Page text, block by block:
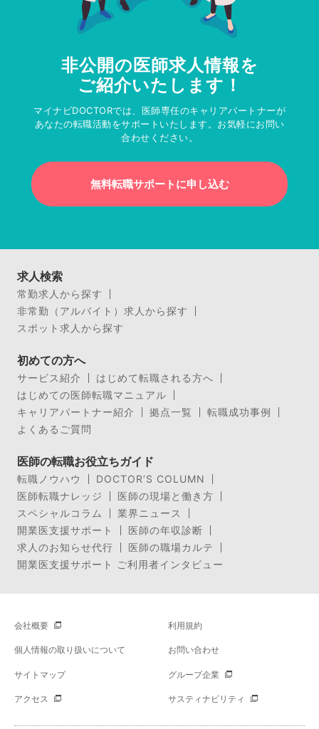
非公開の医師求人情報を
ご紹介いたします！
マイナビDOCTORでは、医師専任のキャリアパートナーが
あなたの転職活動をサポートいたします。お気軽にお問い
合わせください。
無料転職サポートに申し込む
求人検索
常勤求人から探す
非常勤（アルバイト）求人から探す
スポット求人から探す
初めての方へ
サービス紹介
はじめて転職される方へ
はじめての医師転職マニュアル
キャリアパートナー紹介
拠点一覧
転職成功事例
よくあるご質問
医師の転職お役立ちガイド
転職ノウハウ
DOCTOR’S COLUMN
医師転職ナレッジ
医師の現場と働き方
スペシャルコラム
業界ニュース
開業医支援サポート
医師の年収診断
求人のお知らせ代行
医師の職場カルテ
開業医支援サポート ご利用者インタビュー
会社概要 利用規約
個人情報の取り扱いについて お問い合わせ
サイトマップ グループ企業
アクセス サスティナビリティ